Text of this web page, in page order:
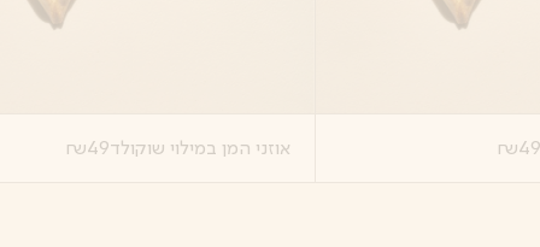
49
₪ אוזני המן במילוי שוקולד49
₪